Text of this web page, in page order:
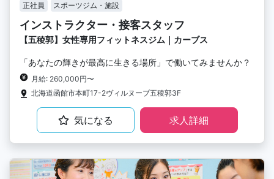
正社員 スポーツジム・施設
インストラクター・接客スタッフ
【五稜郭】女性専用フィットネスジム｜カーブス
「あなたの輝きが最高に生きる場所」で働いてみませんか？
月給: 260,000円〜
北海道函館市本町17-2ヴィルヌーブ五稜郭3F
気になる 求人詳細